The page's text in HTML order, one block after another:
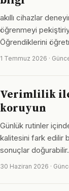
akıllı cihazlar
öğrenmeyi
Öğrendiklerini
1 Temmuz 2026 ·
Verimlilik
koruyun
Günlük rutinler
kalitesini fark edilir
sonuçlar doğurabilir.
30 Haziran 2026 ·